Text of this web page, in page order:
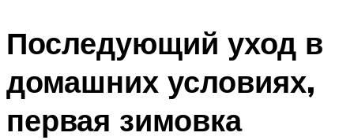
Последующий уход в
домашних условиях,
первая зимовка